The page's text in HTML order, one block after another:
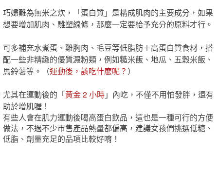
巧婦難為無米之炊，「蛋白質」是構成肌肉的主要成分，如果
想要增加肌肉、雕塑線條，那麼一定要給予充分的原料才行。
可多補充水煮蛋、雞胸肉、毛豆等低脂肪＋高蛋白質食材，搭
配一些非精緻的優質澱粉類，例如糙米飯、地瓜、五穀米飯、
馬鈴薯等。（運動後，該吃什麽呢？ ）
尤其在運動後的「黃金 2 小時」內吃，不僅不用怕發胖，還有
助於增肌喔！
有些人會在肌力運動後喝高蛋白飲品，這也是一種可行的方便
做法，不過不少市售產品熱量都偏高，建議女孩們挑選低糖、
低脂、劑量充足的品項比較好唷！